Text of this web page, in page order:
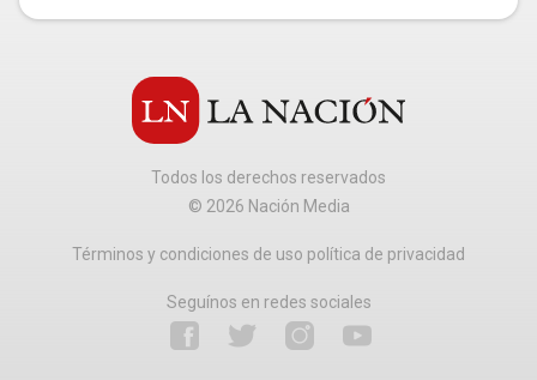
Todos los derechos reservados
© 2026 Nación Media
Términos y condiciones de uso política de privacidad
Seguínos en redes sociales